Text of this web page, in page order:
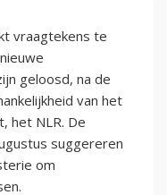
vraagtekens te
geloosd, na de
van het
het NLR. De
suggereren
om